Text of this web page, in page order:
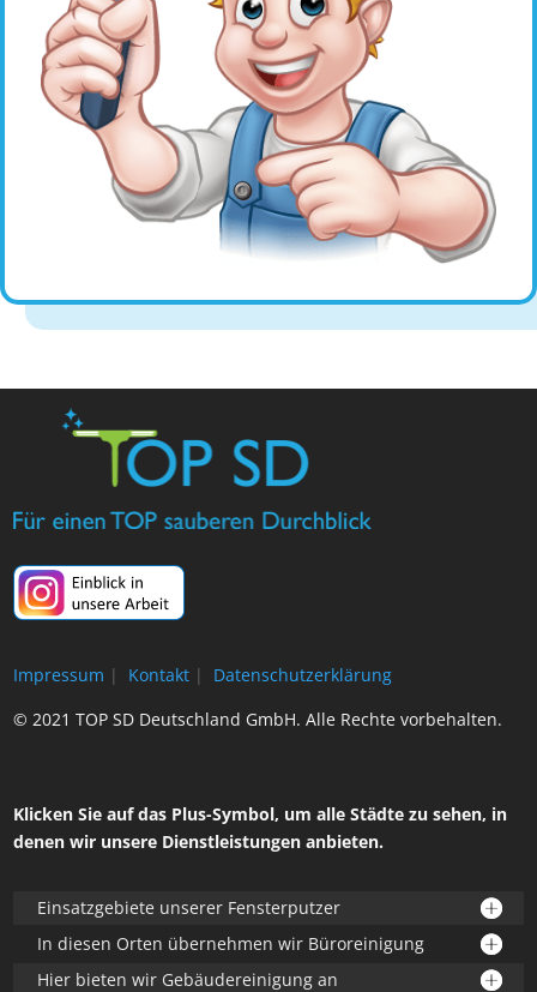
Impressum | Kontakt |
Datenschutzerklärung
© 2021 TOP SD Deutschland GmbH. Alle Rechte vorbehalten.
Klicken Sie auf das Plus-Symbol, um alle Städte zu sehen, in
denen wir unsere Dienstleistungen anbieten.
Einsatzgebiete unserer Fensterputzer
In diesen Orten übernehmen wir Büroreinigung
Hier bieten wir Gebäudereinigung an